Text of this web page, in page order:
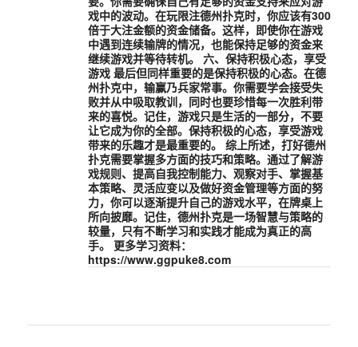
戏中的波动。在玩限注德州扑克时，你应该有300
倍于大注金额的资金储备。这样，即使你在游戏
中遇到连续输牌的情况，也能保持足够的资金来
继续游戏并等待转机。 六、保持积极心态，享受
游戏 最后但同样重要的是保持积极的心态。在德
州扑克中，输赢乃兵家常事。你需要学会接受失
败并从中吸取教训，同时也要珍惜每一次胜利带
来的喜悦。记住，游戏只是生活的一部分，不要
让它成为你的全部。保持积极的心态，享受游戏
带来的乐趣才是最重要的。 综上所述，打好德州
扑克需要掌握多方面的技巧和策略。通过了解游
戏规则、提高自我控制能力、观察对手、掌握基
本策略、灵活应变以及做好资金管理等方面的努
力，你可以逐渐提升自己的游戏水平，在牌桌上
所向披靡。记住，德州扑克是一场智慧与策略的
较量，只有不断学习和实践才能成为真正的高
手。 更多学习资料：
https://www.ggpuke8.com